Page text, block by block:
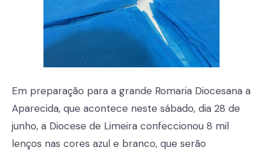
Em preparação para a grande Romaria Diocesana a
Aparecida, que acontece neste sábado, dia 28 de
junho, a Diocese de Limeira confeccionou 8 mil
lenços nas cores azul e branco, que serão